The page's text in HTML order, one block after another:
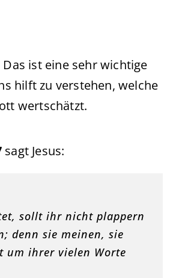
ist eine sehr wichtige
hilft zu verstehen, welche
wertschätzt.
sagt Jesus:
sollt ihr nicht plappern
denn sie meinen, sie
um ihrer vielen Worte